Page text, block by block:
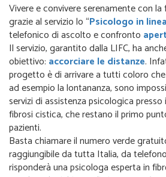
Vivere e convivere serenamente con
grazie al servizio lo “Psicologo in linea
telefonico di ascolto e confronto
Il servizio, garantito dalla LIFC, ha
obiettivo: accorciare le distanze.
progetto è di arrivare a tutti coloro
ad esempio la lontananza, sono
servizi di assistenza psicologica presso i
fibrosi cistica, che restano il primo
pazienti.
Basta chiamare il numero verde
raggiungibile da tutta Italia, da
risponderà una psicologa esperta in